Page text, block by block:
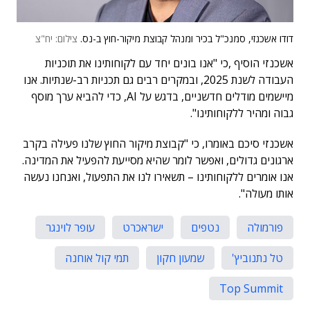
דודו אשכנזי, סמנכ"ל בכיר ומנהל קבוצת מיקור-חוץ ב-נס. צילום: יח"צ
אשכנזי הוסיף ,כי "אנו בונים יחד עם לקוחותינו את תוכניות
העבודה לשנת 2025, ובמקרים רבים גם תכניות רב-שנתיות. אנו
מיישמים מודלים חדשניים, בדגש על AI, כדי להביא ערך מוסף
גבוה ומהיר ללקוחותינו".
אשכנזי סיכם באומרו, כי "קבוצת מיקור החוץ שלנו פעילה בקרב
ארגונים גדולים, ואפשר לומר שהיא מסייעת להפעיל את המדינה.
אנו אומרים ללקוחותינו – תשאירו לנו את התפעול, ואנחנו נעשה
אותו מעולה".
פורמולה נטפים ישראכרט
עופר לוינגר
טל נתנוביץ'
שמעון חקון
תמי קול אוחנה
Top Summit